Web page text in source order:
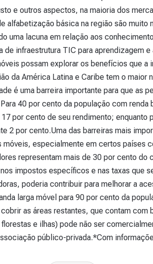
e outros aspectos, na maioria dos
alfabetização básica na região são muito
uma lacuna em relação aos
de infraestrutura TIC para aprendizagem
possam explorar os benefícios que a
da América Latina e Caribe tem o maior
é uma barreira importante para que as
40 por cento da população com
por cento de seu rendimento; enquanto
2 por cento.Uma das barreiras mais
especialmente em certos países
representam mais de 30 por cento do
impostos específicos e nas taxas que
poderia contribuir para melhorar a
larga móvel para 90 por cento da
as áreas restantes, que contam com
e ilhas) pode não ser
público-privada.*Com